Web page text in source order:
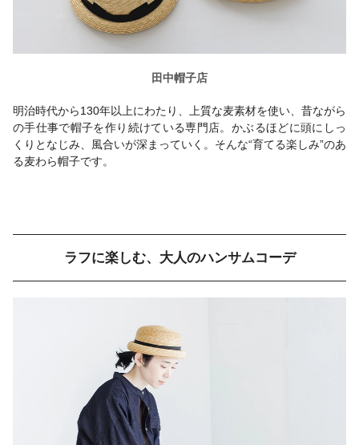
田中帽子店
明治時代から130年以上にわたり、上質な麦素材を使い、昔ながら
の手仕事で帽子を作り続けている専門店。かぶるほどに頭にしっ
くりとなじみ、風合いが深まっていく。そんな“育てる楽しみ”のあ
る麦わら帽子です。
ラフに楽しむ、大人のハンサムコーデ